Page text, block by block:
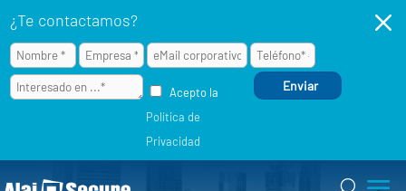
¿Te contactamos?
Acepto la
Política de
Privacidad
M